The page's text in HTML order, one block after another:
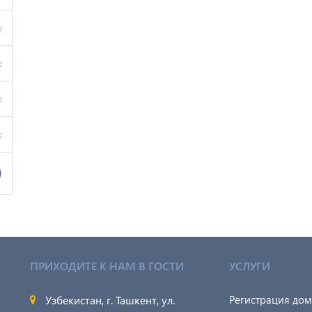
ПРИХОДИТЕ К НАМ В ГОСТИ
Узбекистан, г. Ташкент, ул.
УСЛУГИ
Регистрация